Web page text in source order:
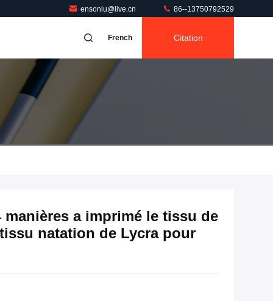
ensonlu@live.cn 86--13750792529
French Citation
a imprimé le tissu de
natation de Lycra pour